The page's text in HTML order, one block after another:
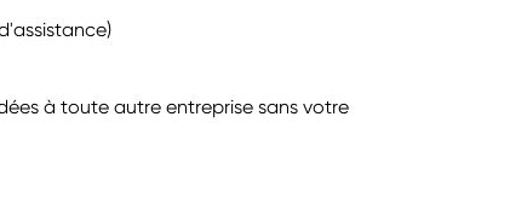
à toute autre entreprise sans votre